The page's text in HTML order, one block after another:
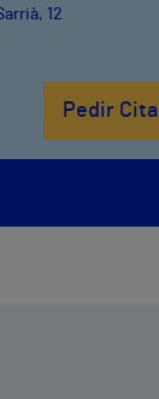
12
Pedir Cita